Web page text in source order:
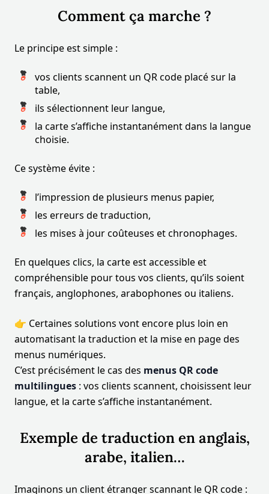
Comment ça marche ?
Le principe est simple :
vos clients scannent un QR code placé sur la
table,
ils sélectionnent leur langue,
la carte s’affiche instantanément dans la langue
choisie.
Ce système évite :
l’impression de plusieurs menus papier,
les erreurs de traduction,
les mises à jour coûteuses et chronophages.
En quelques clics, la carte est accessible et
compréhensible pour tous vos clients, qu’ils soient
français, anglophones, arabophones ou italiens.
👉 Certaines solutions vont encore plus loin en
automatisant la traduction et la mise en page des
menus numériques.
C’est précisément le cas des menus QR code
multilingues : vos clients scannent, choisissent leur
langue, et la carte s’affiche instantanément.
Exemple de traduction en anglais,
arabe, italien…
Imaginons un client étranger scannant le QR code :